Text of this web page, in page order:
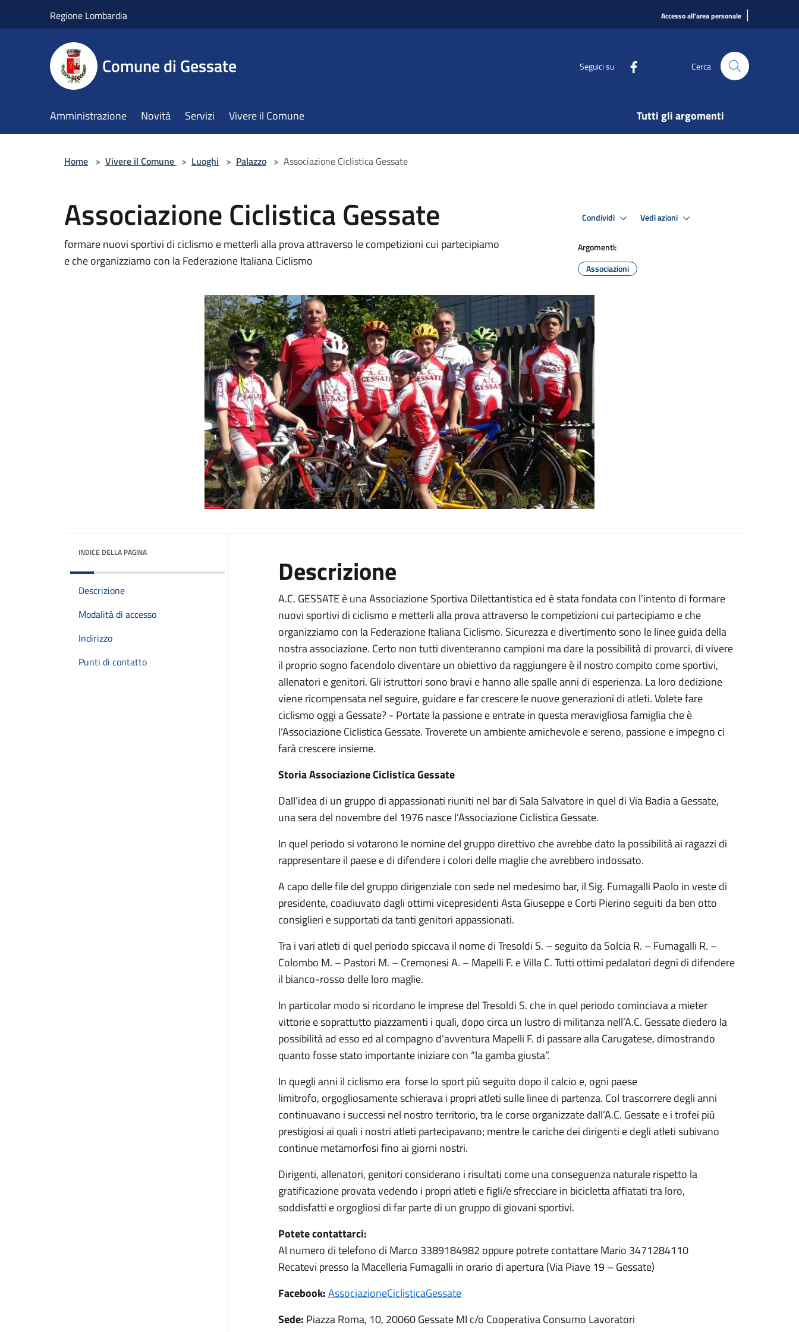
Regione Lombardia Accesso all'area personale |
Comune di Gessate Seguici su Cerca
Amministrazione Novità Servizi Vivere il Comune Tutti gli argomenti
Home > Vivere il Comune > Luoghi > Palazzo > Associazione Ciclistica Gessate
Associazione Ciclistica Gessate
formare nuovi sportivi di ciclismo e metterli alla prova attraverso le competizioni cui partecipiamo
e che organizziamo con la Federazione Italiana Ciclismo
Condividi Vedi azioni
Argomenti:
Associazioni
INDICE DELLA PAGINA
Descrizione
Modalità di accesso
Indirizzo
Punti di contatto
Descrizione
A.C. GESSATE è una Associazione Sportiva Dilettantistica ed è stata fondata con l’intento di formare
nuovi sportivi di ciclismo e metterli alla prova attraverso le competizioni cui partecipiamo e che
organizziamo con la Federazione Italiana Ciclismo. Sicurezza e divertimento sono le linee guida della
nostra associazione. Certo non tutti diventeranno campioni ma dare la possibilità di provarci, di vivere
il proprio sogno facendolo diventare un obiettivo da raggiungere è il nostro compito come sportivi,
allenatori e genitori. Gli istruttori sono bravi e hanno alle spalle anni di esperienza. La loro dedizione
viene ricompensata nel seguire, guidare e far crescere le nuove generazioni di atleti. Volete fare
ciclismo oggi a Gessate? - Portate la passione e entrate in questa meravigliosa famiglia che è
l’Associazione Ciclistica Gessate. Troverete un ambiente amichevole e sereno, passione e impegno ci
farà crescere insieme.
Storia Associazione Ciclistica Gessate
Dall’idea di un gruppo di appassionati riuniti nel bar di Sala Salvatore in quel di Via Badia a Gessate,
una sera del novembre del 1976 nasce l’Associazione Ciclistica Gessate.
In quel periodo si votarono le nomine del gruppo direttivo che avrebbe dato la possibilità ai ragazzi di
rappresentare il paese e di difendere i colori delle maglie che avrebbero indossato.
A capo delle file del gruppo dirigenziale con sede nel medesimo bar, il Sig. Fumagalli Paolo in veste di
presidente, coadiuvato dagli ottimi vicepresidenti Asta Giuseppe e Corti Pierino seguiti da ben otto
consiglieri e supportati da tanti genitori appassionati.
Tra i vari atleti di quel periodo spiccava il nome di Tresoldi S. – seguito da Solcia R. – Fumagalli R. –
Colombo M. – Pastori M. – Cremonesi A. – Mapelli F. e Villa C. Tutti ottimi pedalatori degni di difendere
il bianco-rosso delle loro maglie.
In particolar modo si ricordano le imprese del Tresoldi S. che in quel periodo cominciava a mieter
vittorie e soprattutto piazzamenti i quali, dopo circa un lustro di militanza nell’A.C. Gessate diedero la
possibilità ad esso ed al compagno d’avventura Mapelli F. di passare alla Carugatese, dimostrando
quanto fosse stato importante iniziare con “la gamba giusta”.
In quegli anni il ciclismo era forse lo sport più seguito dopo il calcio e, ogni paese
limitrofo, orgogliosamente schierava i propri atleti sulle linee di partenza. Col trascorrere degli anni
continuavano i successi nel nostro territorio, tra le corse organizzate dall’A.C. Gessate e i trofei più
prestigiosi ai quali i nostri atleti partecipavano; mentre le cariche dei dirigenti e degli atleti subivano
continue metamorfosi fino ai giorni nostri.
Dirigenti, allenatori, genitori considerano i risultati come una conseguenza naturale rispetto la
gratificazione provata vedendo i propri atleti e figli/e sfrecciare in bicicletta affiatati tra loro,
soddisfatti e orgogliosi di far parte di un gruppo di giovani sportivi.
Potete contattarci:
Al numero di telefono di Marco 3389184982 oppure potrete contattare Mario 3471284110
Recatevi presso la Macelleria Fumagalli in orario di apertura (Via Piave 19 – Gessate)
Facebook:AssociazioneCiclisticaGessate
Sede: Piazza Roma, 10, 20060 Gessate MI c/o Cooperativa Consumo Lavoratori